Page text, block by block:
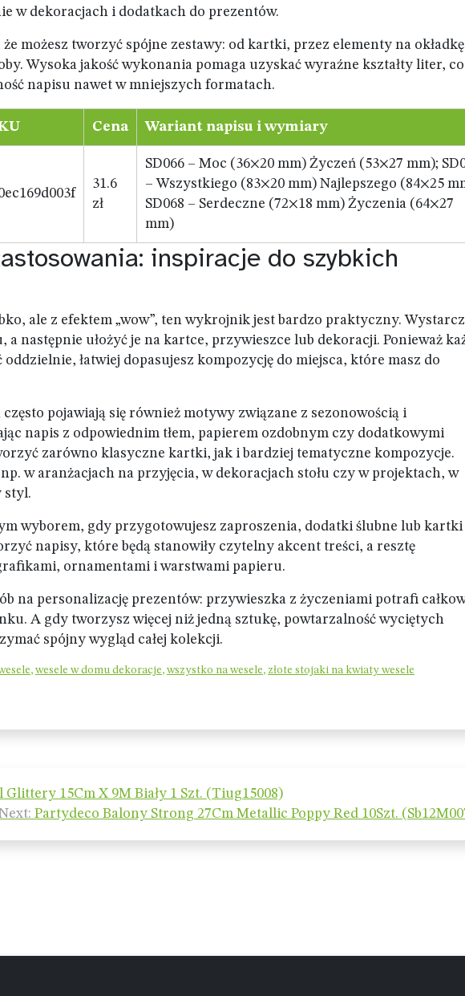
w dekoracjach i dodatkach do prezentów.
możesz tworzyć spójne zestawy: od kartki, przez elementy na okładkę
Wysoka jakość wykonania pomaga uzyskać wyraźne kształty liter, co
napisu nawet w mniejszych formatach.
Cena Wariant napisu i wymiary
31.6
zł
SD066 – Moc (36×20 mm) Życzeń (53×27 mm);
– Wszystkiego (83×20 mm) Najlepszego (84×25
SD068 – Serdeczne (72×18 mm) Życzenia (64×27
mm)
inspiracje do szybkich
ale z efektem „wow”, ten wykrojnik jest bardzo praktyczny.
a następnie ułożyć je na kartce, przywieszce lub dekoracji. Ponieważ
łatwiej dopasujesz kompozycję do miejsca, które masz do
pojawiają się również motywy związane z sezonowością i
napis z odpowiednim tłem, papierem ozdobnym czy dodatkowymi
zarówno klasyczne kartki, jak i bardziej tematyczne kompozycje.
w aranżacjach na przyjęcia, w dekoracjach stołu czy w projektach, w
styl.
wyborem, gdy przygotowujesz zaproszenia, dodatki ślubne lub kartki
napisy, które będą stanowiły czytelny akcent treści, a resztę
ornamentami i warstwami papieru.
na personalizację prezentów: przywieszka z życzeniami potrafi
A gdy tworzysz więcej niż jedną sztukę, powtarzalność wyciętych
spójny wygląd całej kolekcji.
, wesele w domu dekoracje, wszystko na wesele, złote stojaki na kwiaty wesele
15Cm X 9M Biały 1 Szt. (Tiug15008)
Partydeco Balony Strong 27Cm Metallic Poppy Red 10Szt.